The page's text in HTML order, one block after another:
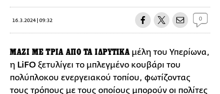
16.3.2024 | 09:32 0
ΜΑΖΙ ΜΕ ΤΡΙΑ ΑΠΟ ΤΑ ΙΔΡΥΤΙΚΑμέλη του Υπερίωνα,
η LiFO ξετυλίγει το μπλεγμένο κουβάρι του
πολύπλοκου ενεργειακού τοπίου, φωτίζοντας
τους τρόπους με τους οποίους μπορούν οι πολίτες